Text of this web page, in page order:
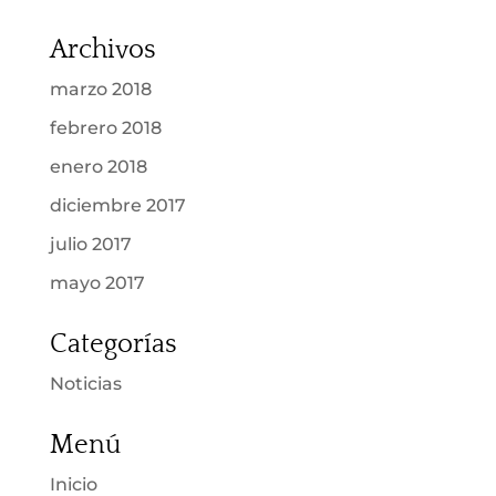
Archivos
marzo 2018
febrero 2018
enero 2018
diciembre 2017
julio 2017
mayo 2017
Categorías
Noticias
Menú
Inicio